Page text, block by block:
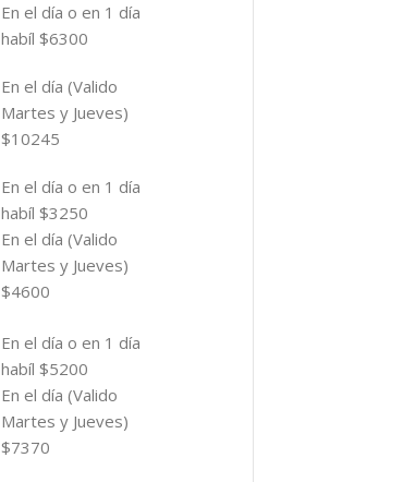
En el día o en 1 día
habíl $6300
En el día (Valido
Martes y Jueves)
$10245
En el día o en 1 día
habíl $3250
En el día (Valido
Martes y Jueves)
$4600
En el día o en 1 día
habíl $5200
En el día (Valido
Martes y Jueves)
$7370